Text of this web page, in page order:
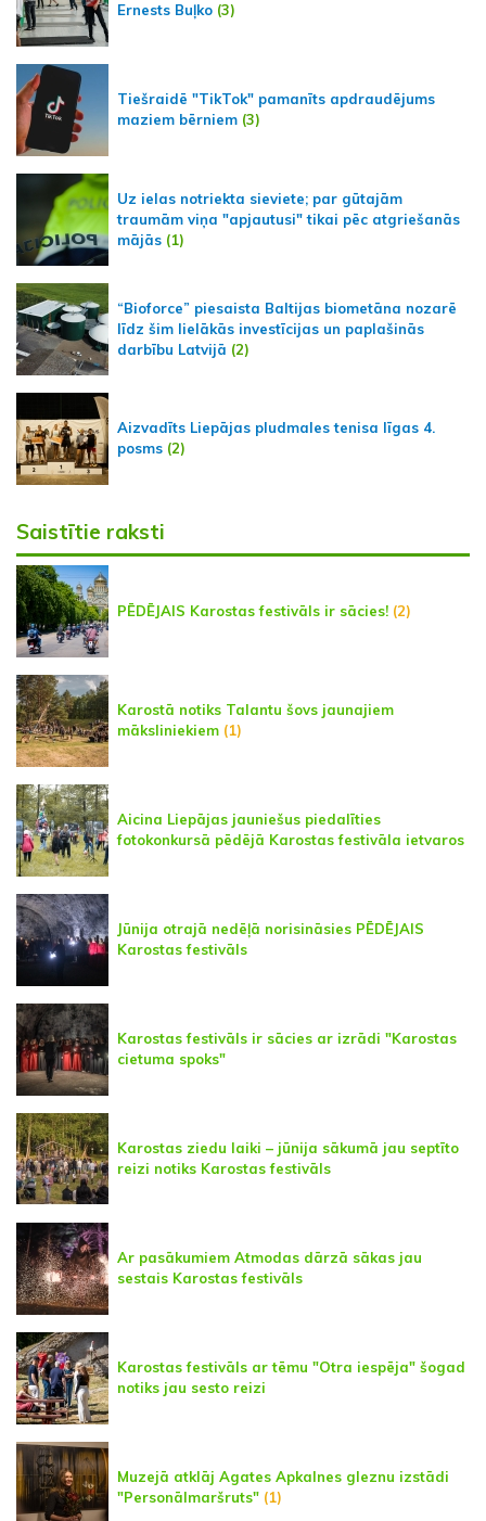
Ernests Buļko (3)
Tiešraidē "TikTok" pamanīts apdraudējums
maziem bērniem (3)
Uz ielas notriekta sieviete; par gūtajām
traumām viņa "apjautusi" tikai pēc atgriešanās
mājās (1)
“Bioforce” piesaista Baltijas biometāna nozarē
līdz šim lielākās investīcijas un paplašinās
darbību Latvijā (2)
Aizvadīts Liepājas pludmales tenisa līgas 4.
posms (2)
Saistītie raksti
PĒDĒJAIS Karostas festivāls ir sācies! (2)
Karostā notiks Talantu šovs jaunajiem
māksliniekiem (1)
Aicina Liepājas jauniešus piedalīties
fotokonkursā pēdējā Karostas festivāla ietvaros
Jūnija otrajā nedēļā norisināsies PĒDĒJAIS
Karostas festivāls
Karostas festivāls ir sācies ar izrādi "Karostas
cietuma spoks"
Karostas ziedu laiki – jūnija sākumā jau septīto
reizi notiks Karostas festivāls
Ar pasākumiem Atmodas dārzā sākas jau
sestais Karostas festivāls
Karostas festivāls ar tēmu "Otra iespēja" šogad
notiks jau sesto reizi
Muzejā atklāj Agates Apkalnes gleznu izstādi
"Personālmaršruts" (1)